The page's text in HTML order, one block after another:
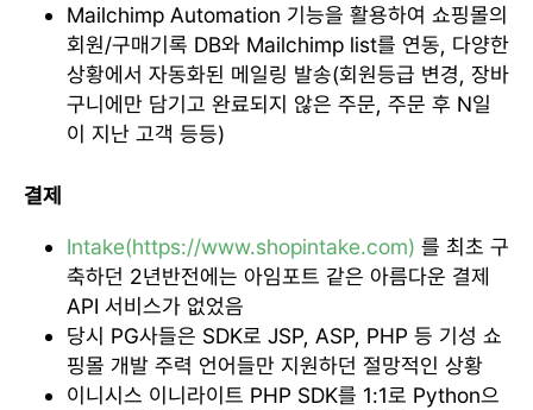
Mailchimp Automation 기능을 활용하여 쇼핑몰의
회원/구매기록 DB와 Mailchimp list를 연동, 다양한
상황에서 자동화된 메일링 발송(회원등급 변경, 장바
구니에만 담기고 완료되지 않은 주문, 주문 후 N일
이 지난 고객 등등)
결제
Intake(https://www.shopintake.com) 를 최초 구
축하던 2년반전에는 아임포트 같은 아름다운 결제
API 서비스가 없었음
당시 PG사들은 SDK로 JSP, ASP, PHP 등 기성 쇼
핑몰 개발 주력 언어들만 지원하던 절망적인 상황
이니시스 이니라이트 PHP SDK를 1:1로 Python으